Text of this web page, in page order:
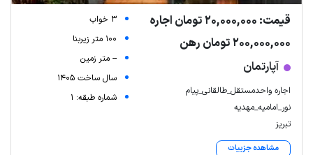
قیمت: 20,000,000 تومان اجاره
200,000,000 تومان رهن
آپارتمان
اجاره واحدمستقل_طالقانی_پیام
نور_امامیه_مهدیه
تبریز
مشاهده جزییات
3 خواب
100 متر زیربنا
-- متر زمین
سال ساخت 1405
شماره طبقه: 1